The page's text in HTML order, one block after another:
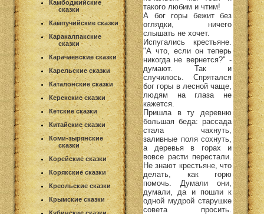
Камбоджийские
сказки
Кампучийские сказки
Каракалпакские
сказки
Карачаевские сказки
Карельские сказки
Каталонские сказки
Керекские сказки
Кетские сказки
Китайские сказки
Коми-зырянские
сказки
Корейские сказки
Корякские сказки
Креольские сказки
Крымские сказки
такого любим и чтим!
А бог горы бежит без
оглядки, ничего
слышать не хочет.
Испугались крестьяне.
"А что, если он теперь
никогда не вернется?" -
думают. Так и
случилось. Спрятался
бог горы в лесной чаще,
людям на глаза не
кажется.
Пришла в ту деревню
большая беда: рассада
стала чахнуть,
заливные поля сохнуть,
а деревья в горах и
вовсе расти перестали.
Не знают крестьяне, что
делать, как горю
помочь. Думали они,
думали, да и пошли к
одной мудрой старушке
совета просить.